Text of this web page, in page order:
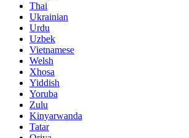
Thai
Ukrainian
Urdu
Uzbek
Vietnamese
Welsh
Xhosa
Yiddish
Yoruba
Zulu
Kinyarwanda
Tatar